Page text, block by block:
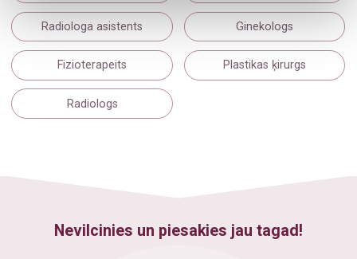
Radiologa asistents
Fizioterapeits
Radiologs
Ginekologs
Plastikas ķirurgs
Nevilcinies un piesakies jau tagad!